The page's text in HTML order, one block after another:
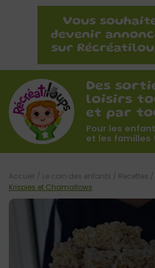
Des
loisirs
et par
Pour les
et les familles !
Accueil / Le coin des enfants / Recettes /
Krispies et Chamallows